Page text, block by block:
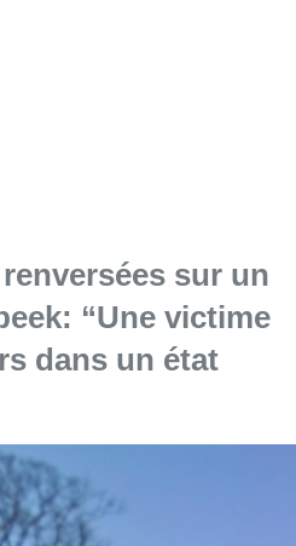
sur un
“Une victime
dans un état